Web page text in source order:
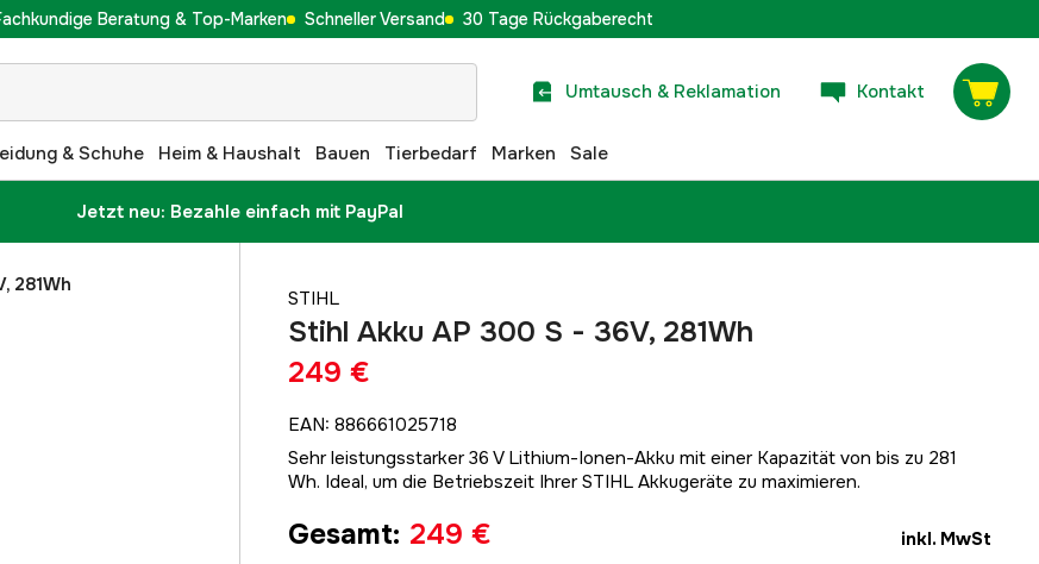
Beratung & Top-Marken Schneller Versand 30 Tage Rückgaberecht
Umtausch & Reklamation Kontakt
& Schuhe Heim & Haushalt Bauen Tierbedarf Marken Sale
Jetzt neu: Bezahle einfach mit PayPal
281Wh
STIHL
Stihl Akku AP 300 S - 36V, 281Wh
249 €
EAN: 886661025718
Sehr leistungsstarker 36 V Lithium-Ionen-Akku mit einer Kapazität von bis zu 281
Wh. Ideal, um die Betriebszeit Ihrer STIHL Akkugeräte zu maximieren.
Gesamt: 249 € inkl. MwSt